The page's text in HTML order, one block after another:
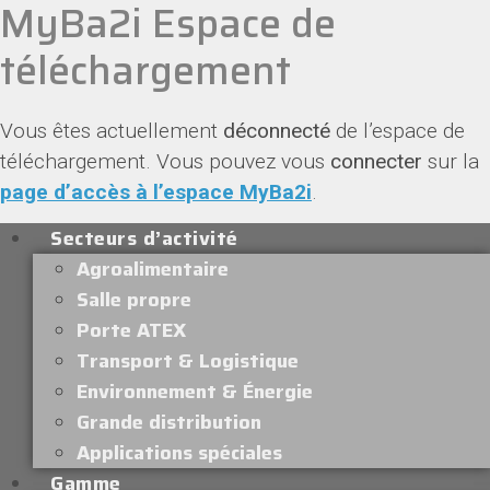
MyBa2i Espace de
téléchargement
Vous êtes actuellement déconnecté de l’espace de
téléchargement. Vous pouvez vous connecter sur la
page d’accès à l’espace MyBa2i.
Secteurs d’activité
Agroalimentaire
Salle propre
Porte ATEX
Transport & Logistique
Environnement & Énergie
Grande distribution
Applications spéciales
Gamme